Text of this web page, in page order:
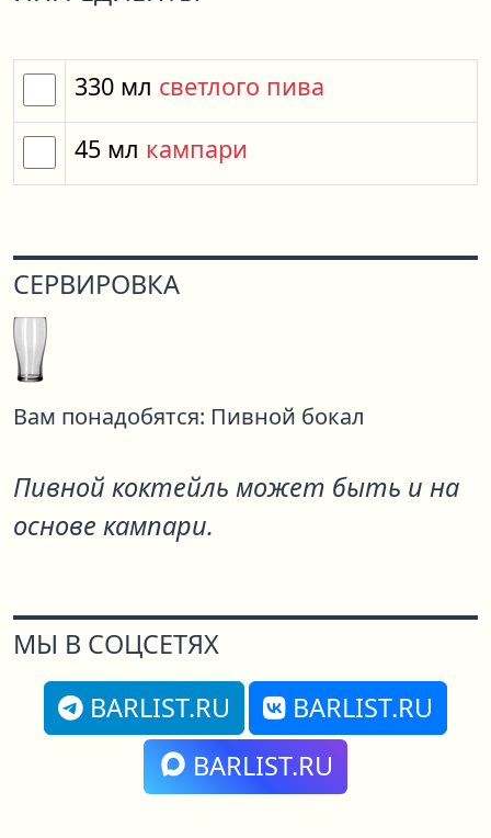
330 мл светлого пива
45 мл кампари
СЕРВИРОВКА
Вам понадобятся: Пивной бокал
Пивной коктейль может быть и на
основе кампари.
МЫ В СОЦСЕТЯХ
BARLIST.RU
BARLIST.RU
BARLIST.RU